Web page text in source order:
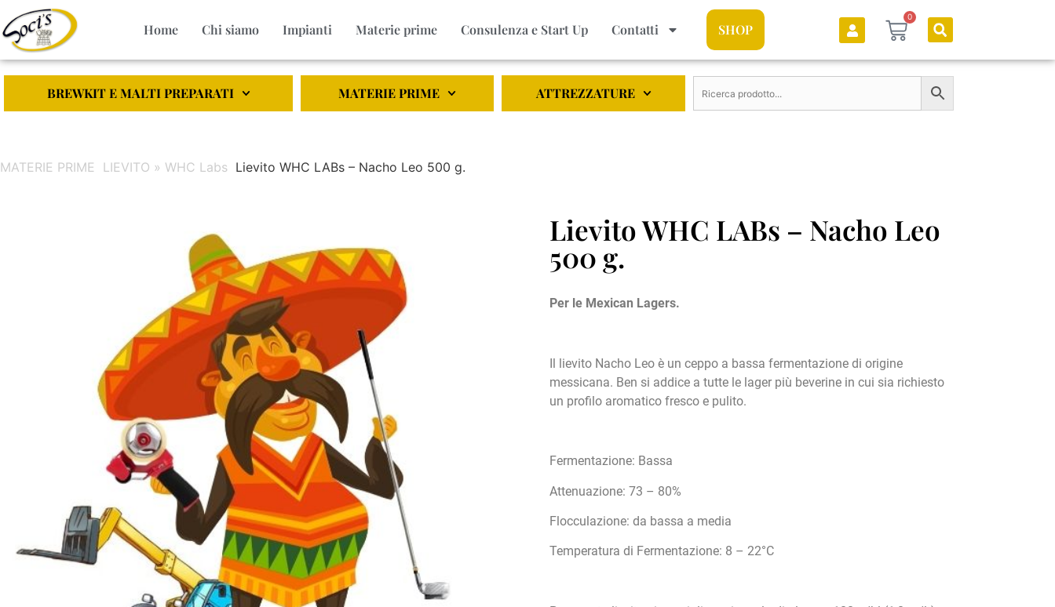
Home Chi siamo Impianti Materie prime Consulenza e Start Up Contatti SHOP
0
BREWKIT E MALTI PREPARATI MATERIE PRIME ATTREZZATURE
MATERIE PRIME LIEVITO » WHC Labs Lievito WHC LABs – Nacho Leo 500 g.
Lievito WHC LABs – Nacho Leo
500 g.
Per le Mexican Lagers.
Il lievito Nacho Leo è un ceppo a bassa fermentazione di origine
messicana. Ben si addice a tutte le lager più beverine in cui sia richiesto
un profilo aromatico fresco e pulito.
Fermentazione: Bassa
Attenuazione: 73 – 80%
Flocculazione: da bassa a media
Temperatura di Fermentazione: 8 – 22°C